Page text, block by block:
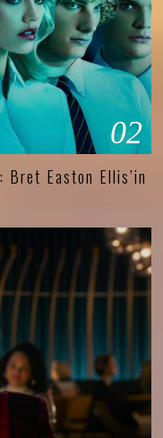
02
Bret Easton Ellis’in